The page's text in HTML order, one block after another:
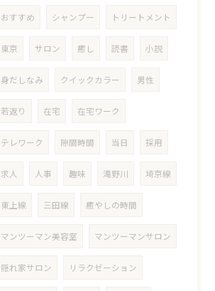
おすすめ シャンプー トリートメント
東京 サロン 癒し 読書 小説
身だしなみ クイックカラー 男性
若返り 在宅 在宅ワーク
テレワーク 隙間時間 当日 採用
求人 人事 趣味 滝野川 埼京線
東上線 三田線 癒やしの時間
マンツーマン美容室 マンツーマンサロン
隠れ家サロン リラクゼーション